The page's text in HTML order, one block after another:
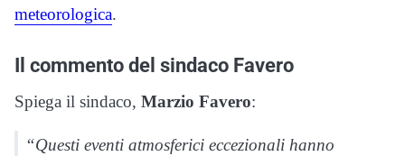
meteorologica.
Il commento del sindaco Favero
Spiega il sindaco, Marzio Favero:
“Questi eventi atmosferici eccezionali hanno